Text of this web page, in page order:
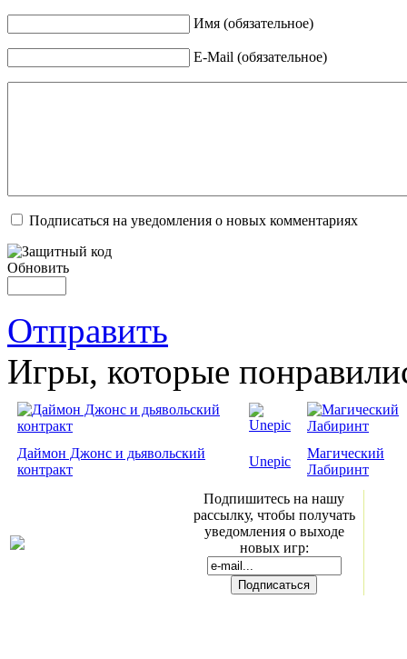
Имя (обязательное)
E-Mail (обязательное)
Подписаться на уведомления о новых комментариях
Обновить
Отправить
Игры, которые
Даймон Джонс и дьявольский
контракт
Unepic
Магический
Лабиринт
Подпишитесь на нашу
рассылку, чтобы получать
уведомления о выходе
новых игр: